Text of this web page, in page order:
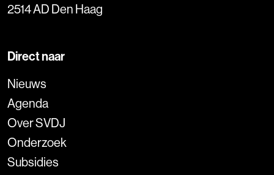
2514 AD Den Haag
Direct naar
Nieuws
Agenda
Over SVDJ
Onderzoek
Subsidies